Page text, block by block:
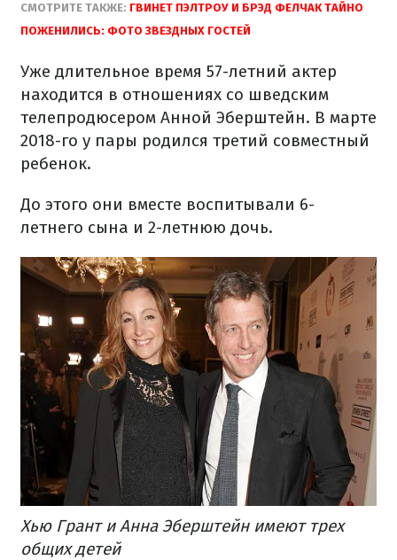
СМОТРИТЕ ТАКЖЕ: ГВИНЕТ ПЭЛТРОУ И БРЭД ФЕЛЧАК ТАЙНО
ПОЖЕНИЛИСЬ: ФОТО ЗВЕЗДНЫХ ГОСТЕЙ
Уже длительное время 57-летний актер
находится в отношениях со шведским
телепродюсером Анной Эберштейн. В марте
2018-го у пары родился третий совместный
ребенок.
До этого они вместе воспитывали 6-
летнего сына и 2-летнюю дочь.
Хью Грант и Анна Эберштейн имеют трех
общих детей